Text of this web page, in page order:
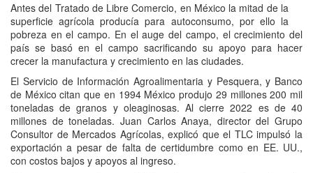
Antes del Tratado de Libre Comercio, en México la mitad de la
superficie agrícola producía para autoconsumo, por ello la
pobreza en el campo. En el auge del campo, el crecimiento del
país se basó en el campo sacrificando su apoyo para hacer
crecer la manufactura y crecimiento en las ciudades.
El Servicio de Información Agroalimentaria y Pesquera, y Banco
de México citan que en 1994 México produjo 29 millones 200 mil
toneladas de granos y oleaginosas. Al cierre 2022 es de 40
millones de toneladas. Juan Carlos Anaya, director del Grupo
Consultor de Mercados Agrícolas, explicó que el TLC impulsó la
exportación a pesar de falta de certidumbre como en EE. UU.,
con costos bajos y apoyos al ingreso.